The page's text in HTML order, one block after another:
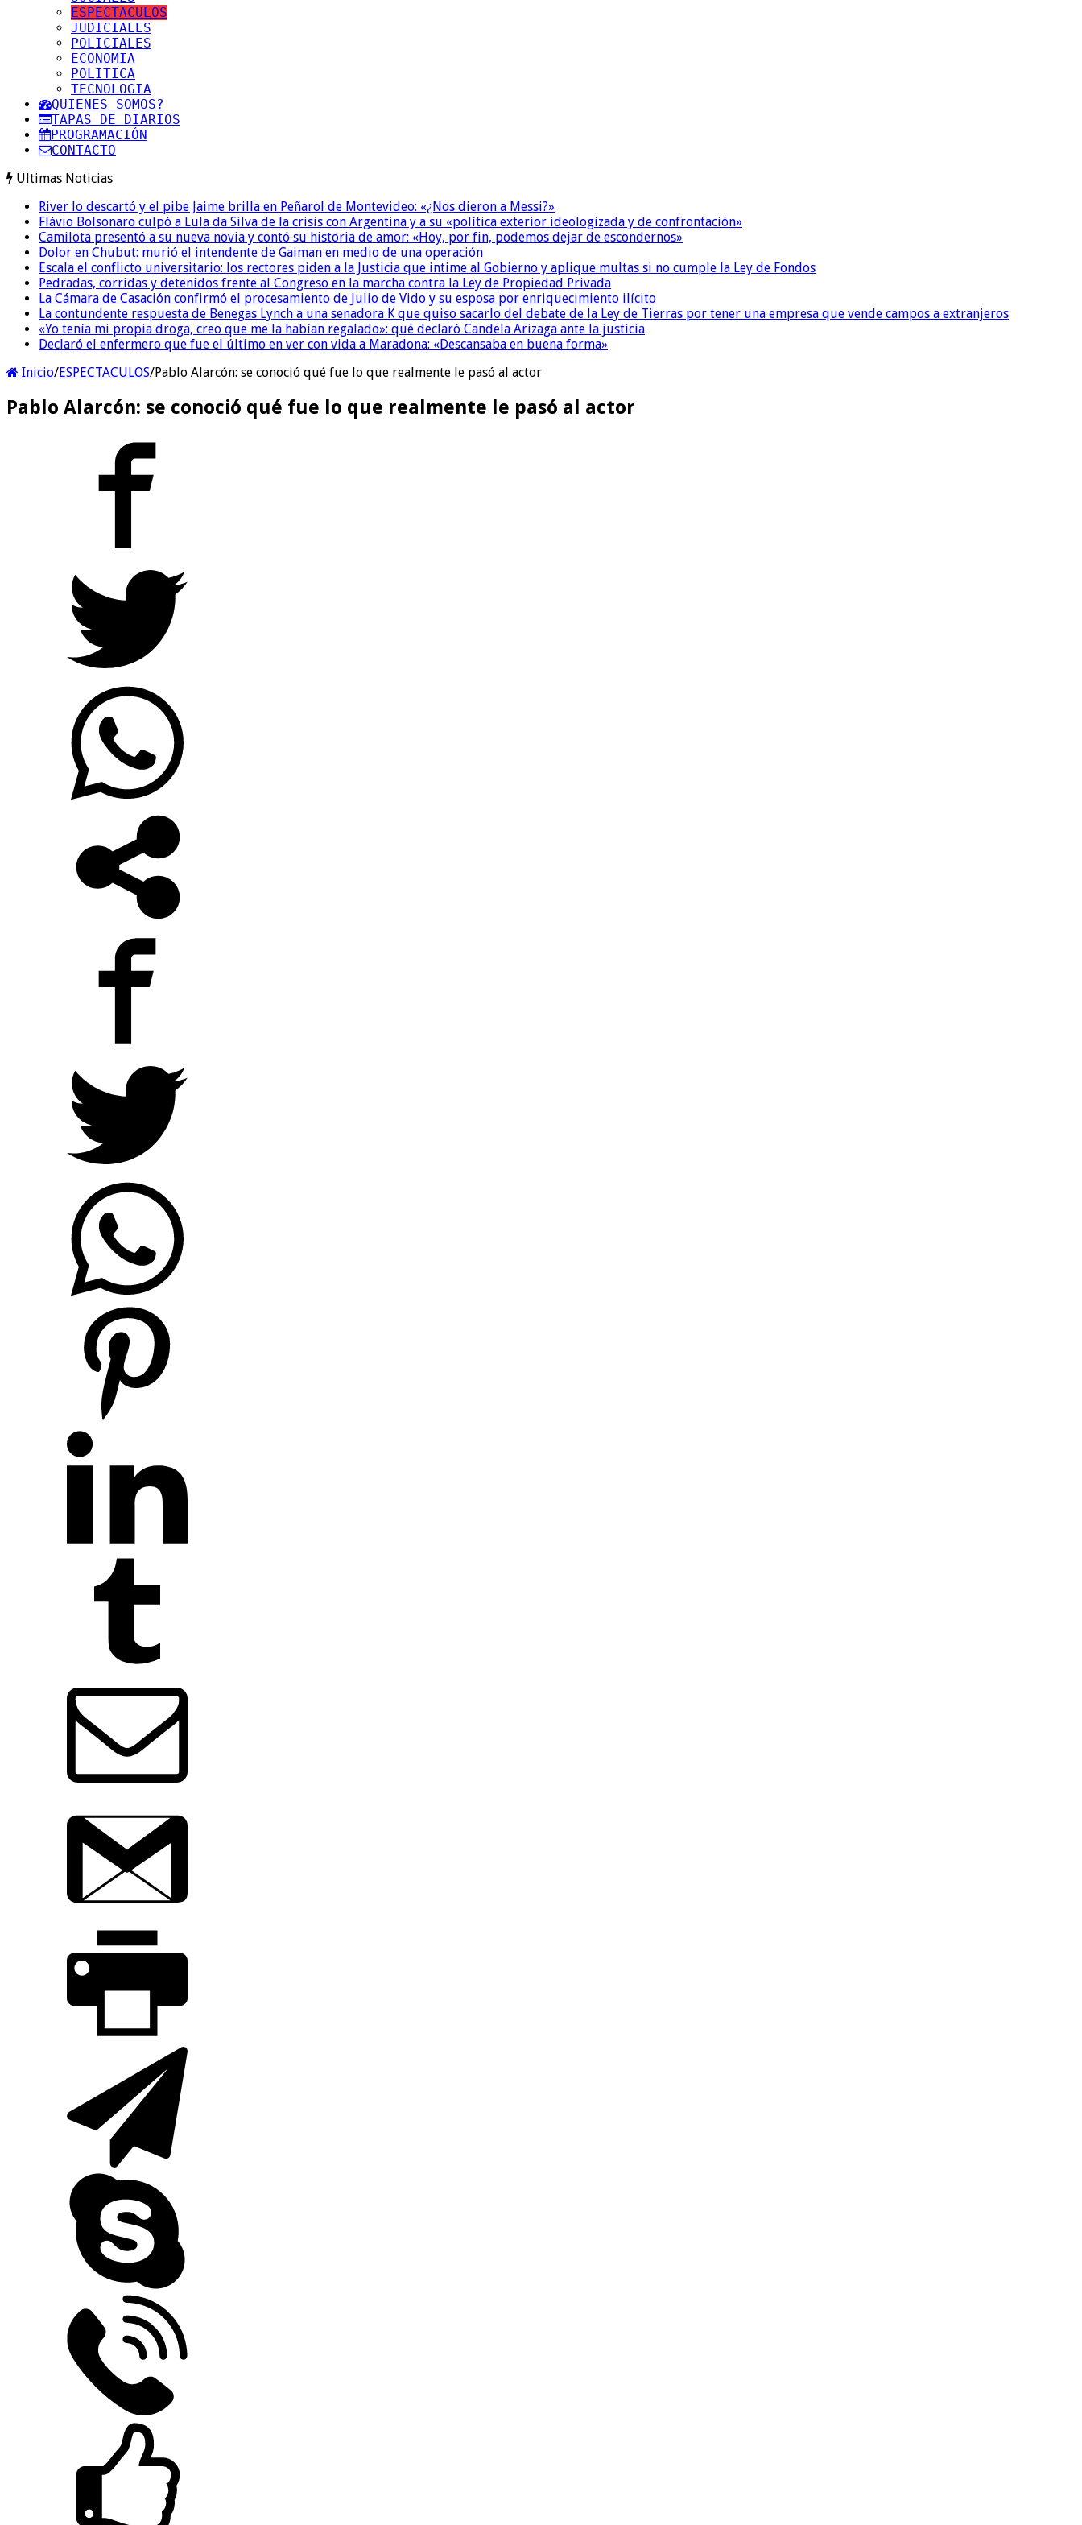
ESPECTACULOS
JUDICIALES
POLICIALES
ECONOMIA
POLITICA
TECNOLOGIA
QUIENES SOMOS?
TAPAS DE DIARIOS
PROGRAMACIÓN
CONTACTO
Ultimas Noticias
River lo descartó y el pibe Jaime brilla en Peñarol de Montevideo: «¿Nos dieron a Messi?»
Flávio Bolsonaro culpó a Lula da Silva de la crisis con Argentina y a su «política exterior ideologizada y de confrontación»
Camilota presentó a su nueva novia y contó su historia de amor: «Hoy, por fin, podemos dejar de escondernos»
Dolor en Chubut: murió el intendente de Gaiman en medio de una operación
Escala el conflicto universitario: los rectores piden a la Justicia que intime al Gobierno y aplique multas si no cumple la Ley de Fondos
Pedradas, corridas y detenidos frente al Congreso en la marcha contra la Ley de Propiedad Privada
La Cámara de Casación confirmó el procesamiento de Julio de Vido y su esposa por enriquecimiento ilícito
La contundente respuesta de Benegas Lynch a una senadora K que quiso sacarlo del debate de la Ley de Tierras por tener una empresa que vende campos a extranjeros
«Yo tenía mi propia droga, creo que me la habían regalado»: qué declaró Candela Arizaga ante la justicia
Declaró el enfermero que fue el último en ver con vida a Maradona: «Descansaba en buena forma»
Inicio/ESPECTACULOS/Pablo Alarcón: se conoció qué fue lo que realmente le pasó al actor
Pablo Alarcón: se conoció qué fue lo que realmente le pasó al actor